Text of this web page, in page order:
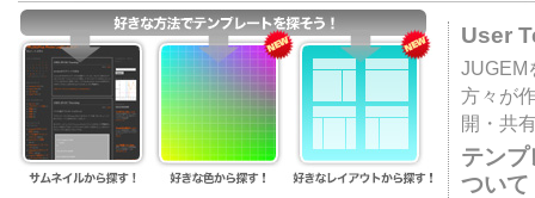
User
JUGEM
方々が
開・共
テン
ついて